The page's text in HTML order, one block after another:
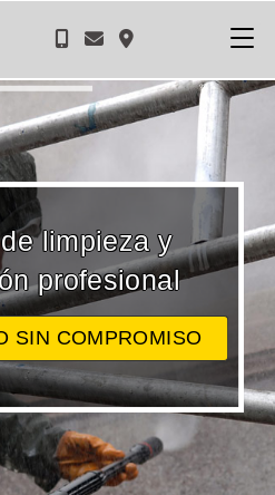
limpieza y
profesional
SIN COMPROMISO